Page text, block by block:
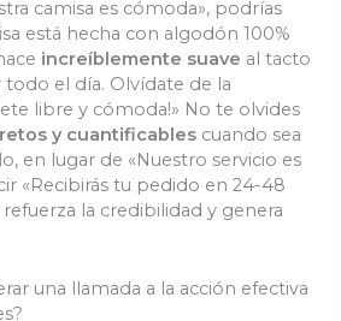
camisa es cómoda», podrías
está hecha con algodón 100%
increíblemente suave al tacto
todo el día. Olvídate de la
libre y cómoda!» No te olvides
y cuantificables cuando sea
en lugar de «Nuestro servicio es
«Recibirás tu pedido en 24-48
refuerza la credibilidad y genera
una llamada a la acción efectiva